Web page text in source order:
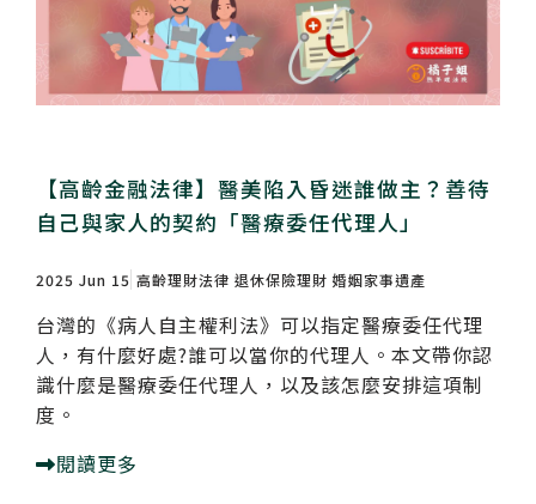
【高齡金融法律】醫美陷入昏迷誰做主？善待
自己與家人的契約「醫療委任代理人」
2025 Jun 15 高齡理財法律 退休保險理財 婚姻家事遺產
台灣的《病人自主權利法》可以指定醫療委任代理
人，有什麼好處?誰可以當你的代理人。本文帶你認
識什麼是醫療委任代理人，以及該怎麼安排這項制
度。
閱讀更多